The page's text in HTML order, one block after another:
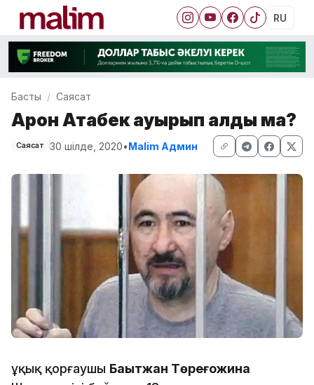
RU
Басты Саясат
Арон Атабек ауырып қалды ма?
Саясат 30 шілде, 2020•Malim Админ
Құқық қорғаушы Бақытжан Төреғожина